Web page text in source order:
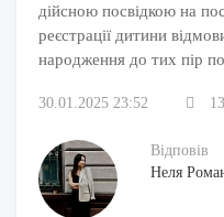
дійсною посвідкою на
реєстрації дитини
народження до тих пір
30.01.2025 23:52
Відповів
Неля